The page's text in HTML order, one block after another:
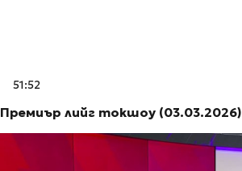
51:52
Премиър лийг токшоу (03.03.2026)